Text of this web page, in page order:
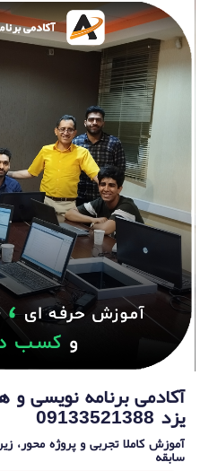
آکادمی برنامه نویسی
یزد 09133521388
سابقه